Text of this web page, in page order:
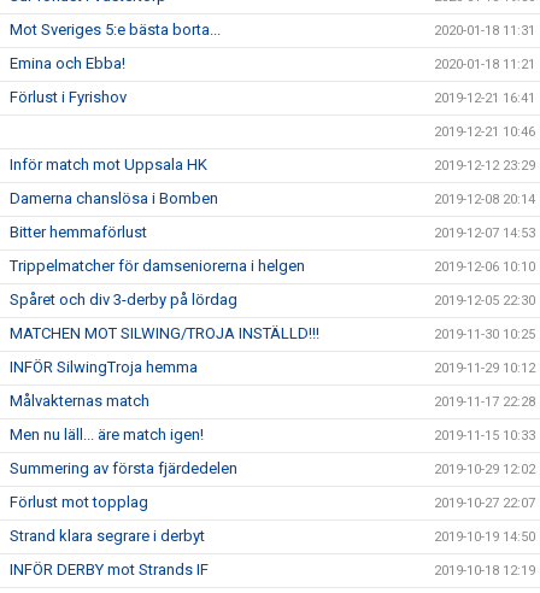
Mot Sveriges 5:e bästa borta... 2020-01-18 11:31
Emina och Ebba! 2020-01-18 11:21
Förlust i Fyrishov 2019-12-21 16:41
2019-12-21 10:46
Inför match mot Uppsala HK 2019-12-12 23:29
Damerna chanslösa i Bomben 2019-12-08 20:14
Bitter hemmaförlust 2019-12-07 14:53
Trippelmatcher för damseniorerna i helgen 2019-12-06 10:10
Spåret och div 3-derby på lördag 2019-12-05 22:30
MATCHEN MOT SILWING/TROJA INSTÄLLD!!! 2019-11-30 10:25
INFÖR SilwingTroja hemma 2019-11-29 10:12
Målvakternas match 2019-11-17 22:28
Men nu läll... äre match igen! 2019-11-15 10:33
Summering av första fjärdedelen 2019-10-29 12:02
Förlust mot topplag 2019-10-27 22:07
Strand klara segrare i derbyt 2019-10-19 14:50
INFÖR DERBY mot Strands IF 2019-10-18 12:19